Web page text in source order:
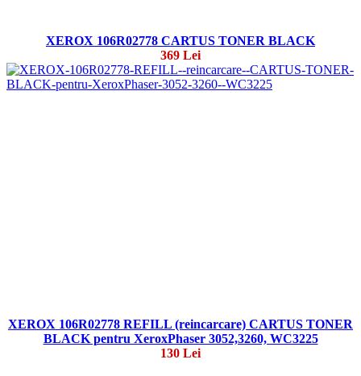
XEROX 106R02778 CARTUS TONER BLACK
369 Lei
XEROX 106R02778 REFILL (reincarcare) CARTUS TONER
BLACK pentru XeroxPhaser 3052,3260, WC3225
130 Lei